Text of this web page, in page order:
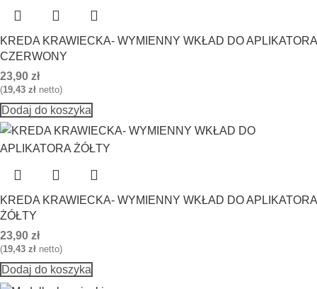
KREDA KRAWIECKA- WYMIENNY WKŁAD DO APLIKATORA
CZERWONY
23,90 zł
(19,43 zł netto)
Dodaj do koszyka
KREDA KRAWIECKA- WYMIENNY WKŁAD DO APLIKATORA
ŻÓŁTY
23,90 zł
(19,43 zł netto)
Dodaj do koszyka